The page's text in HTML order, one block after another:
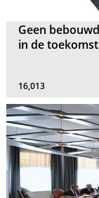
Geen
in de toekomst
16,013